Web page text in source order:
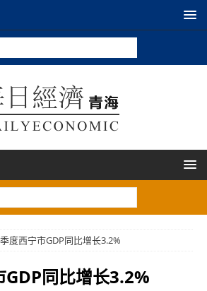
度西宁市GDP同比增长3.2%
GDP同比增长3.2%